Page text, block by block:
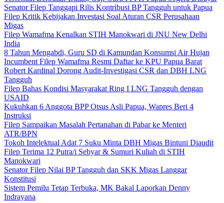
Senator Filep Tanggapi Rilis Kontribusi BP Tangguh untuk Papua
Filep Kritik Kebijakan Investasi Soal Aturan CSR Perusahaan
Migas
Filep Wamafma Kenalkan STIH Manokwari di JNU New Delhi
India
8 Tahun Mengabdi, Guru SD di Kamundan Konsumsi Air Hujan
Incumbent Filep Wamafma Resmi Daftar ke KPU Papua Barat
Robert Kardinal Dorong Audit-Investigasi CSR dan DBH LNG
Tangguh
Filep Bahas Kondisi Masyarakat Ring I LNG Tangguh dengan
USAID
Kukuhkan 6 Anggota BPP Otsus Asli Papua, Wapres Beri 4
Instruksi
Filep Sampaikan Masalah Pertanahan di Pabar ke Menteri
ATR/BPN
Tokoh Intelektual Adat 7 Suku Minta DBH Migas Bintuni Diaudit
Filep Terima 12 Putra/i Sebyar & Sumuri Kuliah di STIH
Manokwari
Senator Filep Nilai BP Tangguh dan SKK Migas Langgar
Konstitusi
Sistem Pemilu Tetap Terbuka, MK Bakal Laporkan Denny
Indrayana